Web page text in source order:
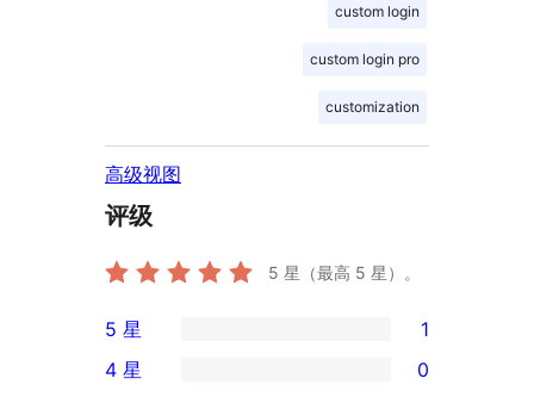
custom login
custom login pro
customization
高级视图
评级
5 星（最高 5 星）。
1
条
5 星 1
4 星 0